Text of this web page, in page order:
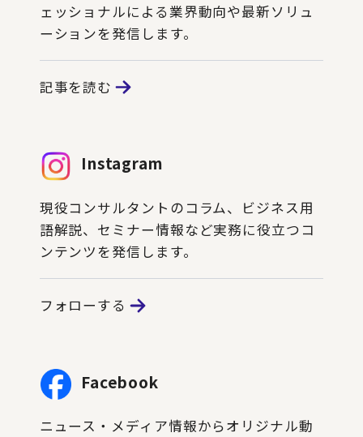
ェッショナルによる業界動向や最新ソリュ
ーションを発信します。
記事を読む
Instagram
現役コンサルタントのコラム、ビジネス用
語解説、セミナー情報など実務に役立つコ
ンテンツを発信します。
フォローする
Facebook
ニュース・メディア情報からオリジナル動